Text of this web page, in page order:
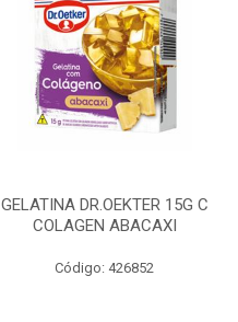
GELATINA DR.OEKTER 15G C
COLAGEN ABACAXI
Código: 426852